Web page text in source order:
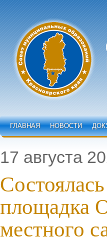
ГЛАВНАЯ НОВОСТИ
17 августа
площадка
местного